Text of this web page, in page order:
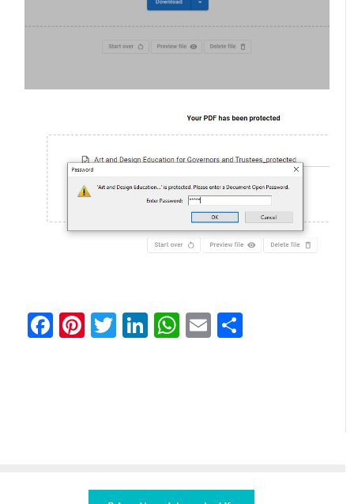
Facebook
Pinterest
Twitter
LinkedIn
WhatsApp
Email